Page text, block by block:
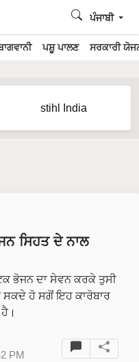
ਪਸ਼ੂ ਪਾਲਣ ਸਰਕਾਰੀ
ਪੰਜਾਬੀ
ਸਿਹਤ ਦੇ ਨਾਲ
ਭੋਜਨ ਦਾ ਸੇਵਨ ਕਰਕੇ ਤੁਸੀ
ਸਕਦੇ ਹੋ ਸਗੋਂ ਇਹ ਕਾਰੋਬਾਰ
PM